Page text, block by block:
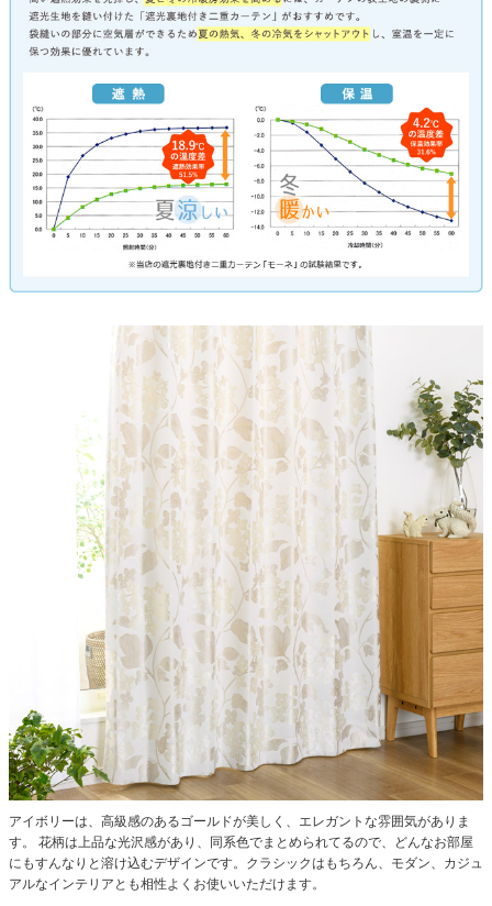
アイボリーは、高級感のあるゴールドが美しく、エレガントな雰囲気がありま
す。
花柄は上品な光沢感があり、同系色でまとめられてるので、どんなお部屋
にもすんなりと溶け込むデザインです。クラシックはもちろん、モダン、カジュ
アルなインテリアとも相性よくお使いいただけます。